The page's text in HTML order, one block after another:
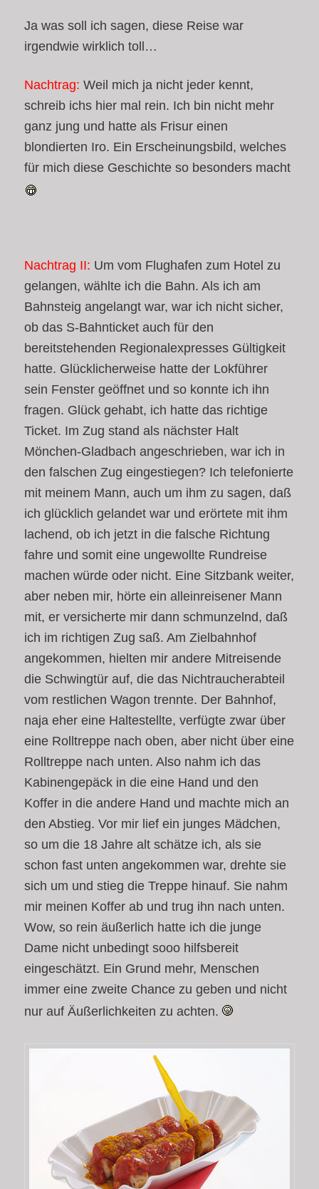
Ja was soll ich sagen, diese Reise war
irgendwie wirklich toll…
Nachtrag: Weil mich ja nicht jeder kennt,
schreib ichs hier mal rein. Ich bin nicht mehr
ganz jung und hatte als Frisur einen
blondierten Iro. Ein Erscheinungsbild, welches
für mich diese Geschichte so besonders macht
Nachtrag II: Um vom Flughafen zum Hotel zu
gelangen, wählte ich die Bahn. Als ich am
Bahnsteig angelangt war, war ich nicht sicher,
ob das S-Bahnticket auch für den
bereitstehenden Regionalexpresses Gültigkeit
hatte. Glücklicherweise hatte der Lokführer
sein Fenster geöffnet und so konnte ich ihn
fragen. Glück gehabt, ich hatte das richtige
Ticket. Im Zug stand als nächster Halt
Mönchen-Gladbach angeschrieben, war ich in
den falschen Zug eingestiegen? Ich telefonierte
mit meinem Mann, auch um ihm zu sagen, daß
ich glücklich gelandet war und erörtete mit ihm
lachend, ob ich jetzt in die falsche Richtung
fahre und somit eine ungewollte Rundreise
machen würde oder nicht. Eine Sitzbank weiter,
aber neben mir, hörte ein alleinreisener Mann
mit, er versicherte mir dann schmunzelnd, daß
ich im richtigen Zug saß. Am Zielbahnhof
angekommen, hielten mir andere Mitreisende
die Schwingtür auf, die das Nichtraucherabteil
vom restlichen Wagon trennte. Der Bahnhof,
naja eher eine Haltestellte, verfügte zwar über
eine Rolltreppe nach oben, aber nicht über eine
Rolltreppe nach unten. Also nahm ich das
Kabinengepäck in die eine Hand und den
Koffer in die andere Hand und machte mich an
den Abstieg. Vor mir lief ein junges Mädchen,
so um die 18 Jahre alt schätze ich, als sie
schon fast unten angekommen war, drehte sie
sich um und stieg die Treppe hinauf. Sie nahm
mir meinen Koffer ab und trug ihn nach unten.
Wow, so rein äußerlich hatte ich die junge
Dame nicht unbedingt sooo hilfsbereit
eingeschätzt. Ein Grund mehr, Menschen
immer eine zweite Chance zu geben und nicht
nur auf Äußerlichkeiten zu achten.